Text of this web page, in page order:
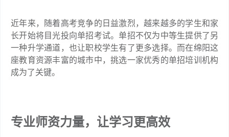
近年来，随着高考竞争的日益激烈，越来越多的学生和家
长开始将目光投向单招考试。单招不仅为中等生提供了另
一种升学通道，也让职校学生有了更多选择。而在绵阳这
座教育资源丰富的城市中，挑选一家优秀的单招培训机构
成为了关键。
专业师资力量，让学习更高效